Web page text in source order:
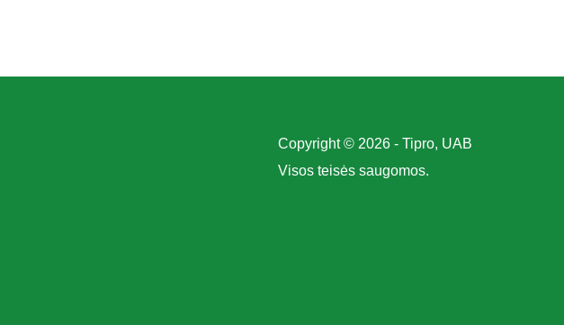
Copyright © 2026 - Tipro, UAB
Visos teisės saugomos.